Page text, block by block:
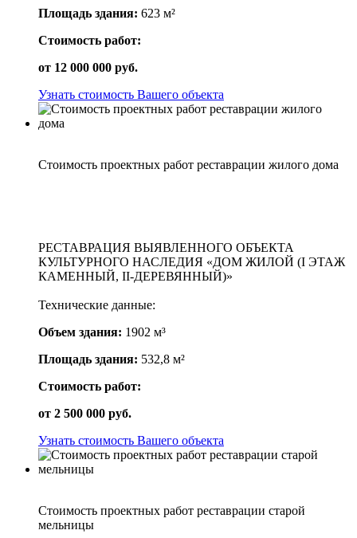
Площадь здания: 623 м²
Стоимость работ:
от 12 000 000 руб.
Узнать стоимость Вашего объекта
Стоимость проектных работ реставрации жилого дома
РЕСТАВРАЦИЯ ВЫЯВЛЕННОГО ОБЪЕКТА
КУЛЬТУРНОГО НАСЛЕДИЯ «ДОМ ЖИЛОЙ (I ЭТАЖ
КАМЕННЫЙ, II-ДЕРЕВЯННЫЙ)»
Технические данные:
Объем здания: 1902 м³
Площадь здания: 532,8 м²
Стоимость работ:
от 2 500 000 руб.
Узнать стоимость Вашего объекта
Стоимость проектных работ реставрации старой
мельницы